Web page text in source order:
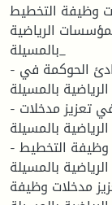
وظيفة التخطيط
الرياضية
بالمسيلة_
- أهداف الدراسة :. - معرفة دور بعض مبادئ الحوكمة في
بالمسيلة.
- معرفة دور مبدأ الافصاح والمساءلة في تعزيز مدخلات
بالمسيلة .
- تبيان دور مبدأ الشفافية في تعزيز مدخلات وظيفة التخطيط
بالمسيلة .
مدخلات وظيفة